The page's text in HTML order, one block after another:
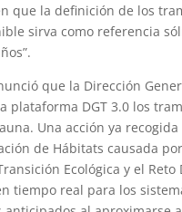
que la definición de los
sirva como referencia
que la Dirección
DGT 3.0 los
Una acción ya
de Hábitats causada
Ecológica y el Reto
tiempo real para los